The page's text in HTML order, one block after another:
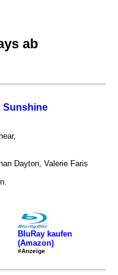
ab
Sunshine
Dayton, Valerie Faris
BluRay kaufen
(Amazon)
#Anzeige